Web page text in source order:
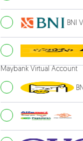
BNI
Maybank Virtual Account